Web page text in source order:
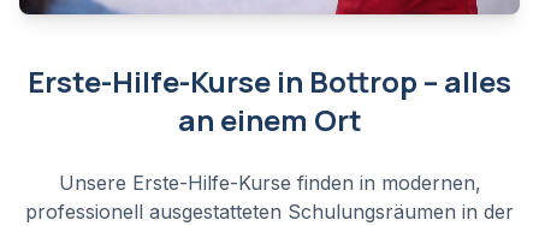
Erste-Hilfe-Kurse in Bottrop – alles
an einem Ort
Unsere Erste-Hilfe-Kurse finden in modernen,
professionell ausgestatteten Schulungsräumen in der